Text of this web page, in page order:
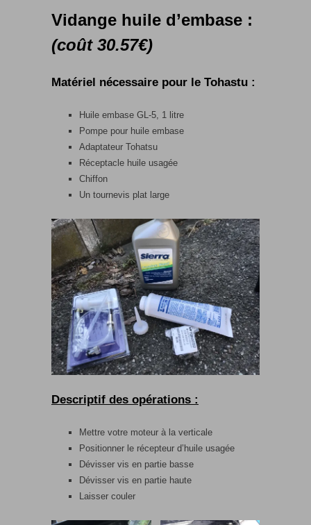
Vidange huile d’embase :
(coût 30.57€)
Matériel nécessaire pour le Tohastu :
Huile embase GL-5, 1 litre
Pompe pour huile embase
Adaptateur Tohatsu
Réceptacle huile usagée
Chiffon
Un tournevis plat large
Descriptif des opérations :
Mettre votre moteur à la verticale
Positionner le récepteur d’huile usagée
Dévisser vis en partie basse
Dévisser vis en partie haute
Laisser couler